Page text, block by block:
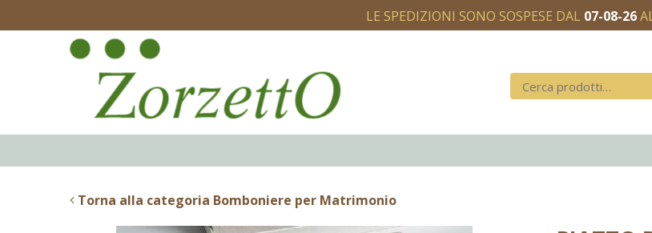
LE SPEDIZIONI SONO SOSPESE DAL 07-08-26
Torna alla categoria Bomboniere per Matrimonio